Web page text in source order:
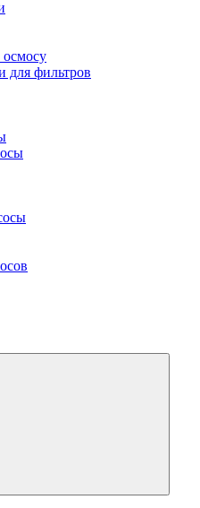
для фильтров